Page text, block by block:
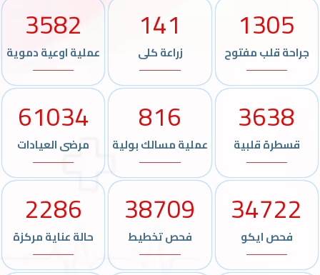
1305
جراحة قلب مفتوح
141
زراعة كلى
3582
عملية اوعية دموية
3638
قسطرة قلبية
816
عملية مسالك بولية
61034
مرضى العيادات
34722
فحص ايكو
38709
فحص تخطيط
2286
حالة عناية مركزة